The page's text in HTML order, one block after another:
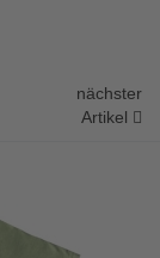
nächster
Artikel